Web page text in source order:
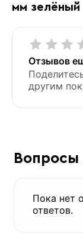
мм зелёный
Отзывов
другим
Вопросы
Пока нет
ответов.